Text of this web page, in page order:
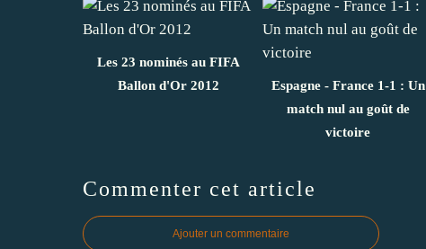
Les 23 nominés au FIFA
Ballon d'Or 2012
Espagne - France 1-1 : Un
match nul au goût de
victoire
Commenter cet article
Ajouter un commentaire